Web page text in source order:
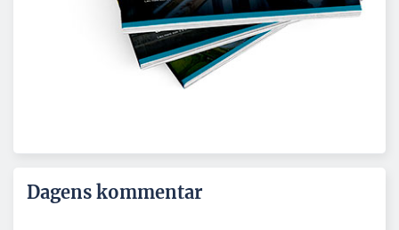
Dagens kommentar